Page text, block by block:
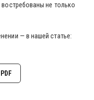
не только
— в нашей статье: